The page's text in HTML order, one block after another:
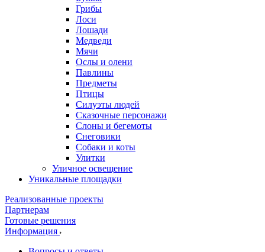
Грибы
Лоси
Лошади
Медведи
Мячи
Ослы и олени
Павлины
Предметы
Птицы
Силуэты людей
Сказочные персонажи
Слоны и бегемоты
Снеговики
Собаки и коты
Улитки
Уличное освещение
Уникальные площадки
Реализованные проекты
Партнерам
Готовые решения
Информация